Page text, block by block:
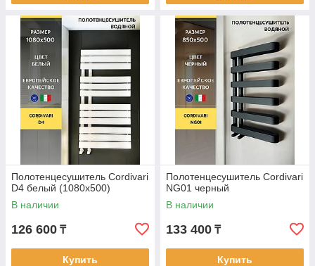
Полотенцесушитель Cordivari
D4 белый (1080x500)
В наличии
126 600 ₸
Купить
Полотенцесушитель Cordivari
NG01 черный
В наличии
133 400 ₸
Купить